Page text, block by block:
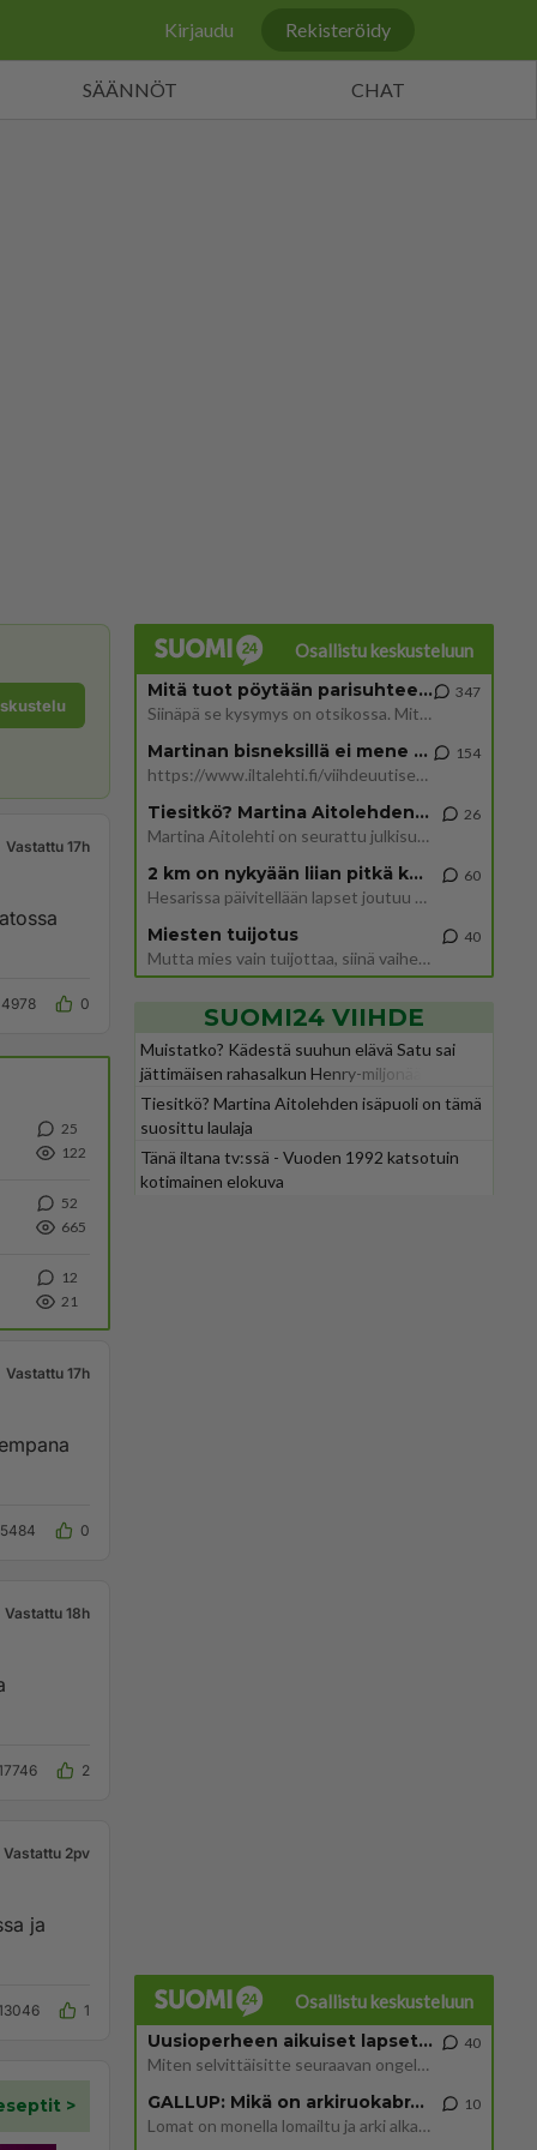
Kirjaudu Rekisteröidy
SÄÄNNÖT CHAT
Vastattu 17h
4978 0
25
122
52
665
12
21
Vastattu 17h
0
Vastattu 18h
2
Vastattu 2pv
ja
1
Osallistu keskusteluun
Mitä tuot pöytään parisuhteessa?
Siinäpä se kysymys on otsikossa. Mitäpä siis tuot/toisit pöytään parisuhteessa? Oletko mies vai nainen? Koetko sen mitä
347
Martinan bisneksillä ei mene hyvin
https://www.iltalehti.fi/viihdeuutiset/a/c46da6ab-340f-4790-aaa7-0865eed2336 Yrityksen konkurssihakemus on tullut kärä
154
Tiesitkö? Martina Aitolehden isäpuoli on tämä suosittu laulaja
Martina Aitolehti on seurattu julkisuuden henkilö. Lähipiiriin mahtuu muitakin tunnettuja henkilöitä. Tiesitkö, että Ma
26
2 km on nykyään liian pitkä koulumatka
Hesarissa päivitellään lapset joutuu nyt kulkemaan 2 km kouluun jösses. Ruostefillarilla tuo matka menee vaikka miten äk
60
Miesten tuijotus
Mutta mies vain tuijottaa, siinä vaiheessa käännän itse pään pois. Mikä juttu? Yleensä jos joku tuijottaa tai katsoo, hä
40
SUOMI24 VIIHDE
Muistatko? Kädestä suuhun elävä Satu sai
jättimäisen rahasalkun Henry-miljonääriltä
Tiesitkö? Martina Aitolehden isäpuoli on tämä
suosittu laulaja
Tänä iltana tv:ssä - Vuoden 1992 katsotuin
kotimainen elokuva
Osallistu keskusteluun
Uusioperheen aikuiset lapset tyhjentää jääkaapin käydessään
Miten selvittäisitte seuraavan ongelman, meillä on uusioperhe, minulla teini-ikäiset lapset ja puolisolla aikuiset, jotk
40
GALLUP: Mikä on arkiruokabravuurisi?
Lomat on monella lomailtu ja arki alkaa. Se voi tarkoittaa myös sitä, että grillailut on grillattu ja palataan arjen ruo
10